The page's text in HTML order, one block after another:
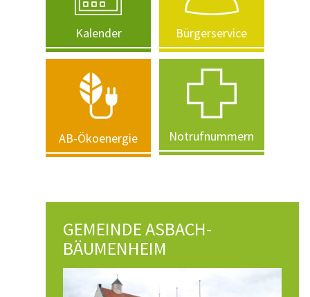
Kalender Bürgerservice
AB-Ökoenergie Notrufnummern
GEMEINDE ASBACH-
BÄUMENHEIM